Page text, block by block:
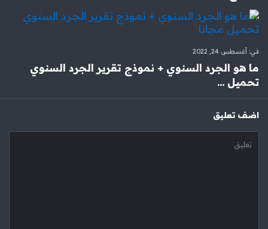
في: أغسطس 24, 2022
ما هو الجرد السنوي + نموذج تقرير الجرد السنوي
تحميل ...
‫اضف تعليق